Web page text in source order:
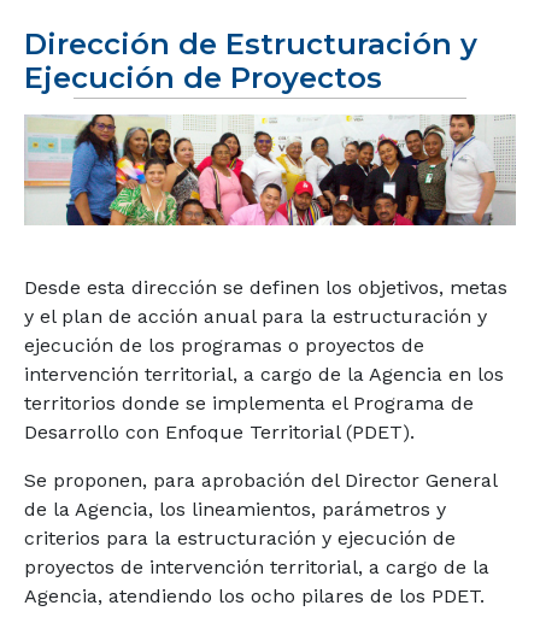
Dirección de Estructuración y
Ejecución de Proyectos
Desde esta dirección se definen los objetivos, metas
y el plan de acción anual para la estructuración y
ejecución de los programas o proyectos de
intervención territorial, a cargo de la Agencia en los
territorios donde se implementa el Programa de
Desarrollo con Enfoque Territorial (PDET).
Se proponen, para aprobación del Director General
de la Agencia, los lineamientos, parámetros y
criterios para la estructuración y ejecución de
proyectos de intervención territorial, a cargo de la
Agencia, atendiendo los ocho pilares de los PDET.